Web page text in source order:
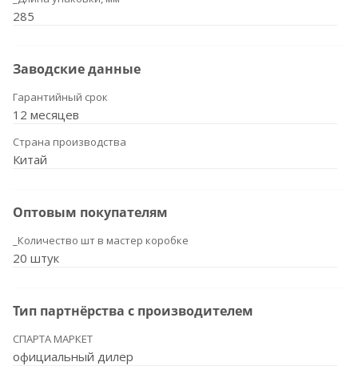
285
Заводские данные
Гарантийный срок
12 месяцев
Страна производства
Китай
Оптовым покупателям
_Количество шт в мастер коробке
20 штук
Тип партнёрства с производителем
СПАРТА МАРКЕТ
официальный дилер